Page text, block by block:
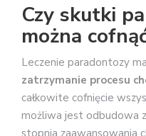
Czy skutki
można
Leczenie paradontozy
zatrzymanie procesu
całkowite cofnięcie
możliwa jest odbudowa
stopnia zaawansowania